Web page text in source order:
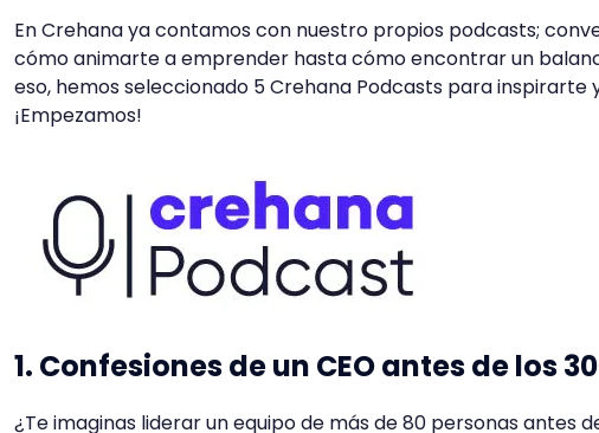
En Crehana ya contamos con nuestro propios podcasts;
cómo animarte a emprender hasta cómo encontrar un
eso, hemos seleccionado 5 Crehana Podcasts para
¡Empezamos!
1. Confesiones de un CEO antes de los 30
¿Te imaginas liderar un equipo de más de 80 personas antes